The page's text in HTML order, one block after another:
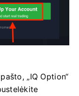
„IQ Option“